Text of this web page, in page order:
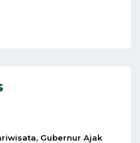
Gubernur Ajak